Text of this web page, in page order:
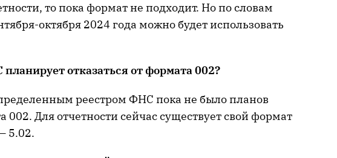
то пока формат не подходит. Но по словам
октября 2024 года можно будет использовать
отказаться от формата 002?
реестром ФНС пока не было планов
002. Для отчетности сейчас существует свой формат
5.02.